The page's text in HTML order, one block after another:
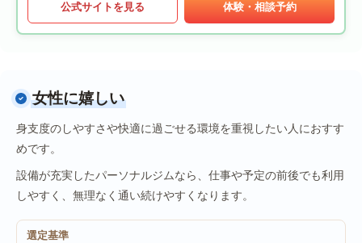
公式サイトを見る 体験・相談予約
女性に嬉しい
身支度のしやすさや快適に過ごせる環境を重視したい人におすす
めです。
設備が充実したパーソナルジムなら、仕事や予定の前後でも利用
しやすく、無理なく通い続けやすくなります。
選定基準